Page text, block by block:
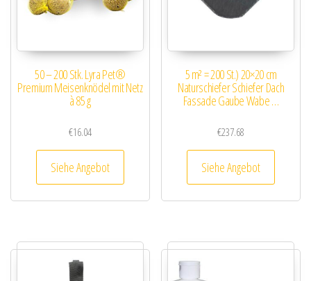
50 – 200 Stk. Lyra Pet®
Premium Meisenknödel mit Netz
à 85 g
€16.04
Siehe Angebot
5 m² = 200 St.) 20×20 cm
Naturschiefer Schiefer Dach
Fassade Gaube Wabe …
€237.68
Siehe Angebot